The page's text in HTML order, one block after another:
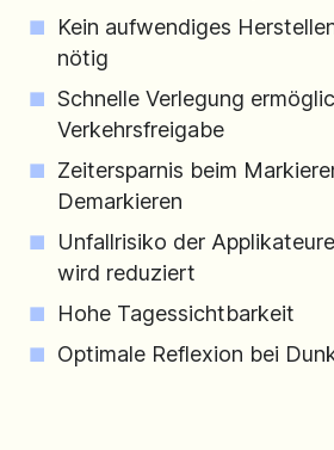
Kein aufwendiges
nötig
Schnelle Verlegung
Verkehrsfreigabe
Zeitersparnis beim
Demarkieren
Unfallrisiko der
wird reduziert
Hohe Tagessichtbarkeit
Optimale Reflexion bei